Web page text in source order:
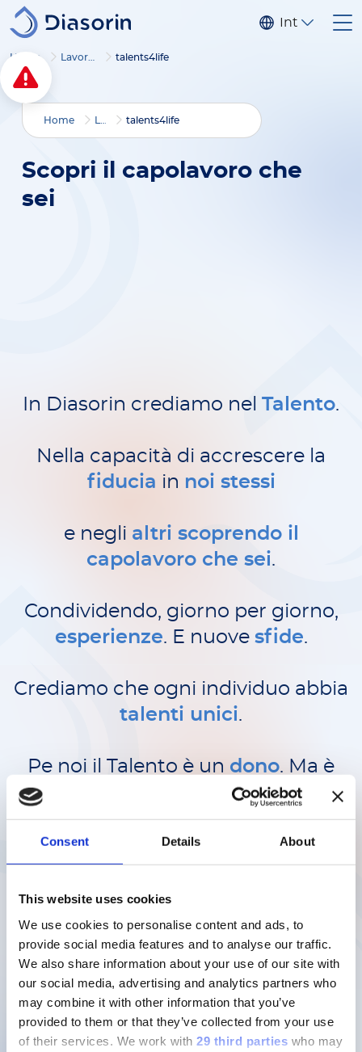
Consent Details About
This website uses cookies
We use cookies to personalise content and ads, to
provide social media features and to analyse our traffic.
We also share information about your use of our site with
our social media, advertising and analytics partners who
may combine it with other information that you’ve
provided to them or that they’ve collected from your use
of their services. We work with 29 third parties who may
Salta al contenuto principale
Home Lavora con noi talents4life
Breadcrumbs
Home talents4life
Scopri il capolavoro che
sei
In Diasorin crediamo nel Talento.
Nella capacità di accrescere la
fiducia in noi stessi
e negli altri scoprendo il
capolavoro che sei.
Condividendo, giorno per giorno,
esperienze. E nuove sfide.
Crediamo che ogni individuo abbia
talenti unici.
Pe noi il Talento è un dono. Ma è
anche
sensibilità
.
Unite apassioneeperseveranza.
In Diasorin puntiamo all’eccellenza
trasformando le
E superando leaspettativedei
nostri clienti.
Ma non smettiamo mai di voler
crescere e imparare.